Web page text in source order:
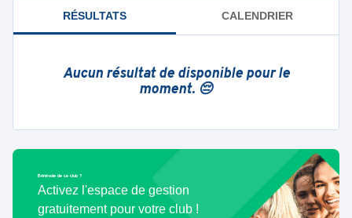
RÉSULTATS CALENDRIER
Aucun résultat de disponible pour le
moment. 😔
Bénévole de ce club ?
Activez l'espace de gestion
gratuitement pour votre club !